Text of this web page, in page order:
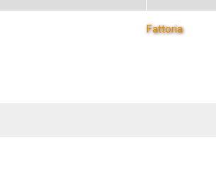
Fattoria